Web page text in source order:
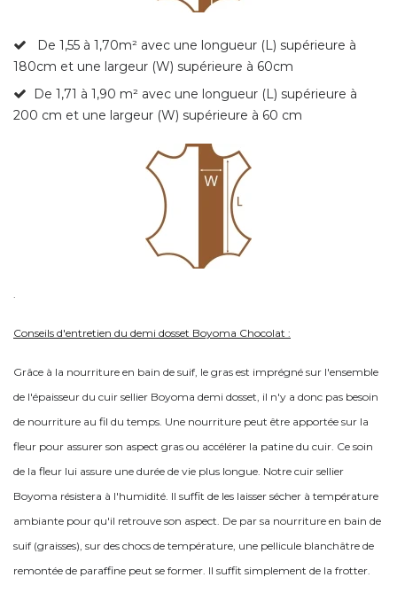
De 1,55 à 1,70m² avec une longueur (L) supérieure à
180cm et une largeur (W) supérieure à 60cm
De 1,71 à 1,90 m² avec une longueur (L) supérieure à
200 cm et une largeur (W) supérieure à 60 cm
.
Conseils d'entretien du demi dosset Boyoma Chocolat :
Grâce à la nourriture en bain de suif, le gras est imprégné sur l'ensemble
de l'épaisseur du cuir sellier Boyoma demi dosset, il n'y a donc pas besoin
de nourriture au fil du temps. Une nourriture peut être apportée sur la
fleur pour assurer son aspect gras ou accélérer la patine du cuir. Ce soin
de la fleur lui assure une durée de vie plus longue. Notre cuir sellier
Boyoma résistera à l'humidité. Il suffit de les laisser sécher à température
ambiante pour qu'il retrouve son aspect. De par sa nourriture en bain de
suif (graisses), sur des chocs de température, une pellicule blanchâtre de
remontée de paraffine peut se former. Il suffit simplement de la frotter.